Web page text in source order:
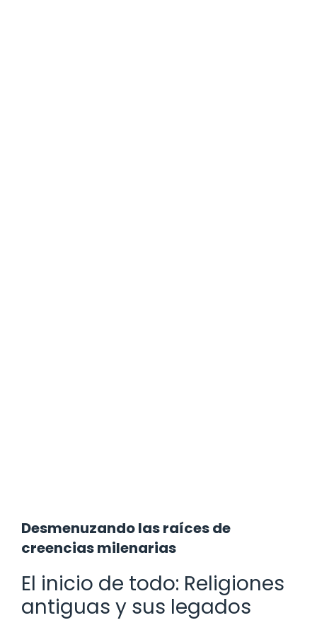
Desmenuzando las raíces de
creencias milenarias
El inicio de todo: Religiones
antiguas y sus legados